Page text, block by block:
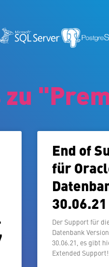
End of
für
30.06.21
Der Support für
Datenbank
30.06.21, es gibt
Extended Support!